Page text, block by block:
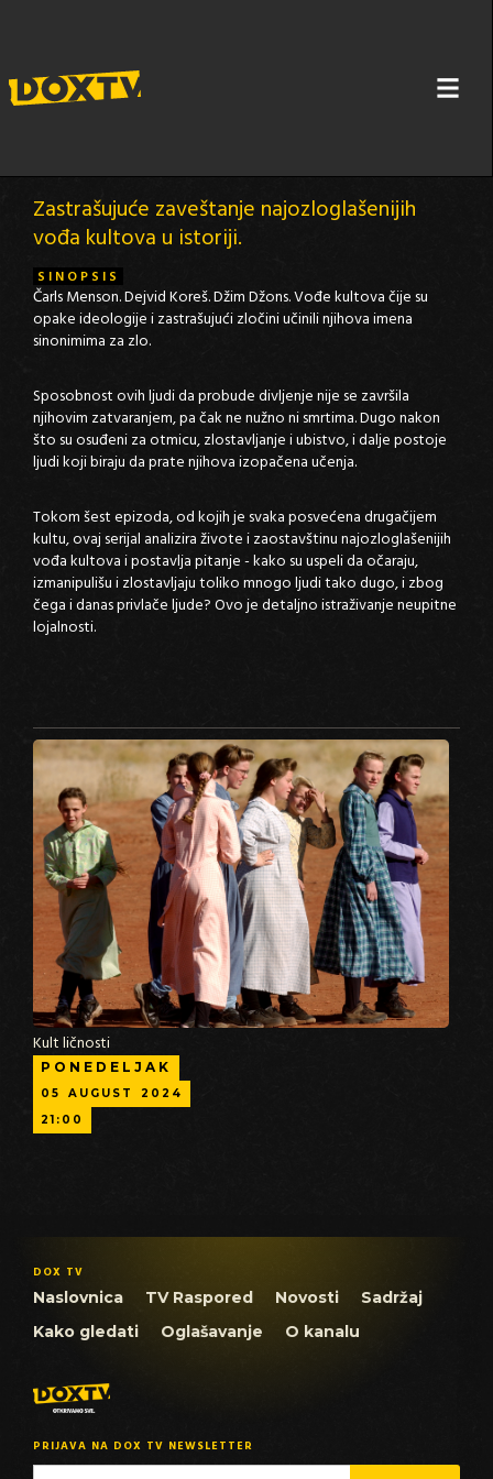
Zastrašujuće zaveštanje najozloglašenijih
vođa kultova u istoriji.
SINOPSIS
Čarls Menson. Dejvid Koreš. Džim Džons. Vođe kultova čije su
opake ideologije i zastrašujući zločini učinili njihova imena
sinonimima za zlo.
Sposobnost ovih ljudi da probude divljenje nije se završila
njihovim zatvaranjem, pa čak ne nužno ni smrtima. Dugo nakon
što su osuđeni za otmicu, zlostavljanje i ubistvo, i dalje postoje
ljudi koji biraju da prate njihova izopačena učenja.
Tokom šest epizoda, od kojih je svaka posvećena drugačijem
kultu, ovaj serijal analizira živote i zaostavštinu najozloglašenijih
vođa kultova i postavlja pitanje - kako su uspeli da očaraju,
izmanipulišu i zlostavljaju toliko mnogo ljudi tako dugo, i zbog
čega i danas privlače ljude? Ovo je detaljno istraživanje neupitne
lojalnosti.
Kult ličnosti
PONEDELJAK
05 AUGUST
2024
21:00
DOX TV
Naslovnica TV Raspored Novosti
Sadržaj
Kako gledati
Oglašavanje O kanalu
PRIJAVA NA DOX TV NEWSLETTER